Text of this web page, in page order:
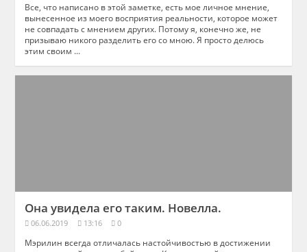
Все, что написано в этой заметке, есть мое личное мнение,
вынесенное из моего восприятия реальности, которое может
не совпадать с мнением других. Потому я, конечно же, не
призываю никого разделить его со мною. Я просто делюсь
этим своим ...
Она увидела его таким. Новелла.
06.06.2019 13:16 0
Мэрилин всегда отличалась настойчивостью в достижении